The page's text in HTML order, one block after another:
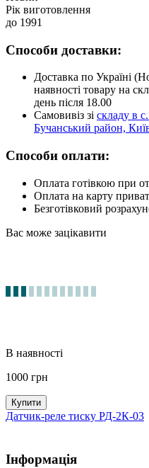
Рік виготовлення
до 1991
Способи доставки:
Доставка по Україні
наявності товару на
день після 18.00
Самовивіз зі складу в
Бучанський район,
Способи оплати:
Оплата готівкою при
Оплата на карту приват
Безготівковий
Вас може зацікавити
В наявності
1000 грн
Купити
Датчик-реле тиску РД-2К-03
Інформація